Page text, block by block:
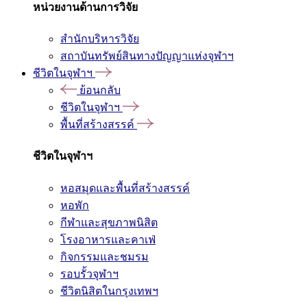
หน่วยงานด้านการวิจัย
สำนักบริหารวิจัย
สถาบันทรัพย์สินทางปัญญาแห่งจุฬาฯ
ชีวิตในจุฬาฯ
ย้อนกลับ
ชีวิตในจุฬาฯ
พื้นที่สร้างสรรค์
ชีวิตในจุฬาฯ
หอสมุดและพื้นที่สร้างสรรค์
หอพัก
กีฬาและสุขภาพนิสิต
โรงอาหารและคาเฟ่
กิจกรรมและชมรม
รอบรั้วจุฬาฯ
ชีวิตนิสิตในกรุงเทพฯ